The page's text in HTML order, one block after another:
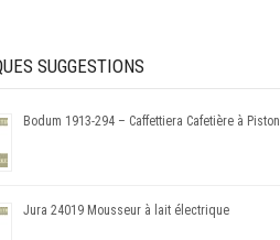
SUGGESTIONS
Bodum 1913-294 – Caffettiera Cafetière à Piston
Jura 24019 Mousseur à lait électrique